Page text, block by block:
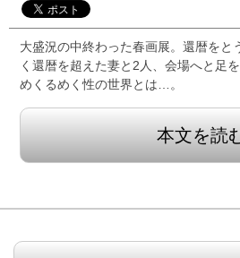
大盛況の中終わった春画展。還暦をと
く還暦を超えた妻と2人、会場へと足
めくるめく性の世界とは…。
本文を読